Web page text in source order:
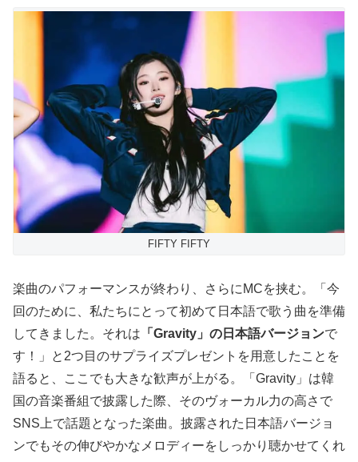
FIFTY FIFTY
楽曲のパフォーマンスが終わり、さらにMCを挟む。「今
回のために、私たちにとって初めて日本語で歌う曲を準備
してきました。それは 「Gravity」の日本語バージョンで
す！」と2つ目のサプライズプレゼントを用意したことを
語ると、ここでも大きな歓声が上がる。「Gravity」は韓
国の音楽番組で披露した際、そのヴォーカル力の高さで
SNS上で話題となった楽曲。披露された日本語バージョ
ンでもその伸びやかなメロディーをしっかり聴かせてくれ